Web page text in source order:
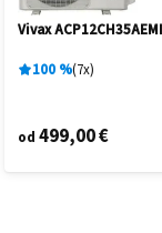
Vivax ACP12CH35AEMI
100 % 7x
od 499,00 €